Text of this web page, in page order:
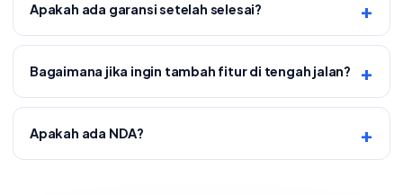
Apakah ada garansi setelah selesai?
Bagaimana jika ingin tambah fitur di tengah jalan?
Apakah ada NDA?